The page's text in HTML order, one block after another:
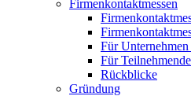
Firmenkontaktmessen
Für
Für Teilnehmende
Rückblicke
Gründung